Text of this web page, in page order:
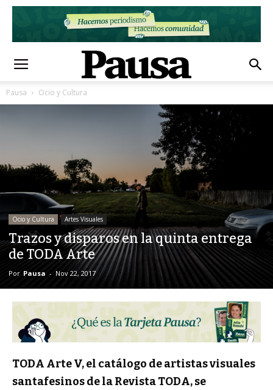
Pausa Ocio y Cultura
Ocio y Cultura Artes Visuales
Trazos y disparos en la quinta entrega
de TODA Arte
Por Pausa - Nov 22, 2017
TODA Arte V, el catálogo de artistas visuales
santafesinos de la Revista TODA, se